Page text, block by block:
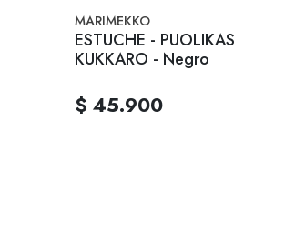
MARIMEKKO
ESTUCHE - PUOLIKAS
KUKKARO - Negro
$ 45.900